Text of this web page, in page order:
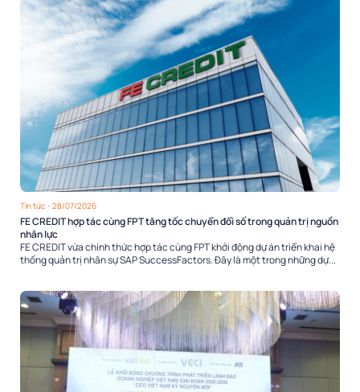
Tin tức - 28/07/2026
FE CREDIT hợp tác cùng FPT tăng tốc chuyển đổi số trong quản trị nguồn
nhân lực
FE CREDIT vừa chính thức hợp tác cùng FPT khởi động dự án triển khai hệ
thống quản trị nhân sự SAP SuccessFactors. Đây là một trong những dự...